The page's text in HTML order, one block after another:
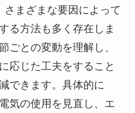
まざまな要因によって
る方法も多く存在しま
ごとの変動を理解し、
応じた工夫をすること
できます。具体的に
気の使用を見直し、エ